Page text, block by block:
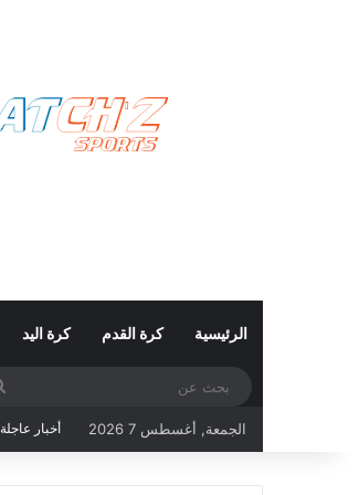
الرئيسية كرة القدم كرة اليد
الجمعة, أغسطس 7 2026 أخبار عاجلة